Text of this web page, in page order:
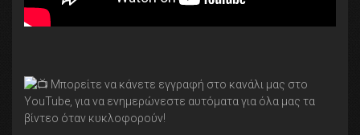
Μπορείτε να κάνετε εγγραφή στο κανάλι μας στο
YouTube, για να ενημερώνεστε αυτόματα για όλα μας τα
βίντεο όταν κυκλοφορούν!